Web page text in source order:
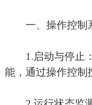
一、操作控制
1.启动与停止
能，通过操作控制